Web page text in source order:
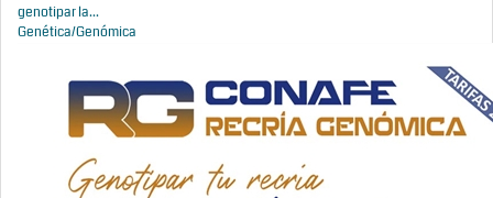
genotipar la...
Genética/Genómica